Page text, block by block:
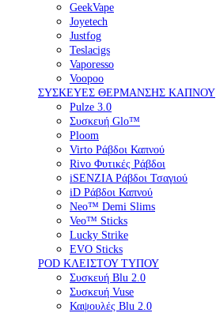
GeekVape
Joyetech
Justfog
Teslacigs
Vaporesso
Voopoo
ΣΥΣΚΕΥΕΣ ΘΕΡΜΑΝΣΗΣ ΚΑΠΝΟΥ
Pulze 3.0
Συσκευή Glo™
Ploom
Virto Ράβδοι Καπνού
Rivo Φυτικές Ράβδοι
iSENZIA Ράβδοι Τσαγιού
iD Ράβδοι Καπνού
Neo™ Demi Slims
Veo™ Sticks
Lucky Strike
EVO Sticks
POD ΚΛΕΙΣΤΟΥ ΤΥΠΟΥ
Συσκευή Blu 2.0
Συσκευή Vuse
Καψουλές Blu 2.0